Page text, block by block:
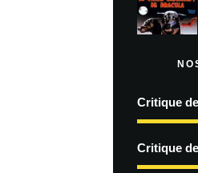
Critique
Critique